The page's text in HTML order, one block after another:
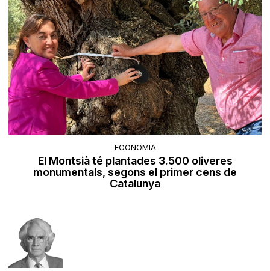
ECONOMIA
El Montsià té plantades 3.500 oliveres
monumentals, segons el primer cens de
Catalunya